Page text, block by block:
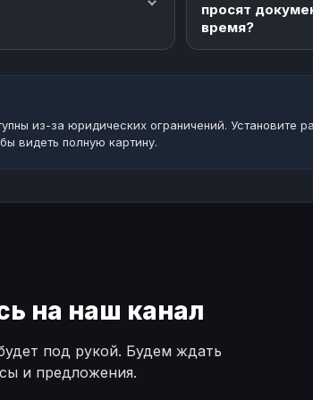
просят
время?
из-за юридических ограничений. Установите
видеть полную картину.
на наш канал
под рукой. Будем ждать
и предложения.